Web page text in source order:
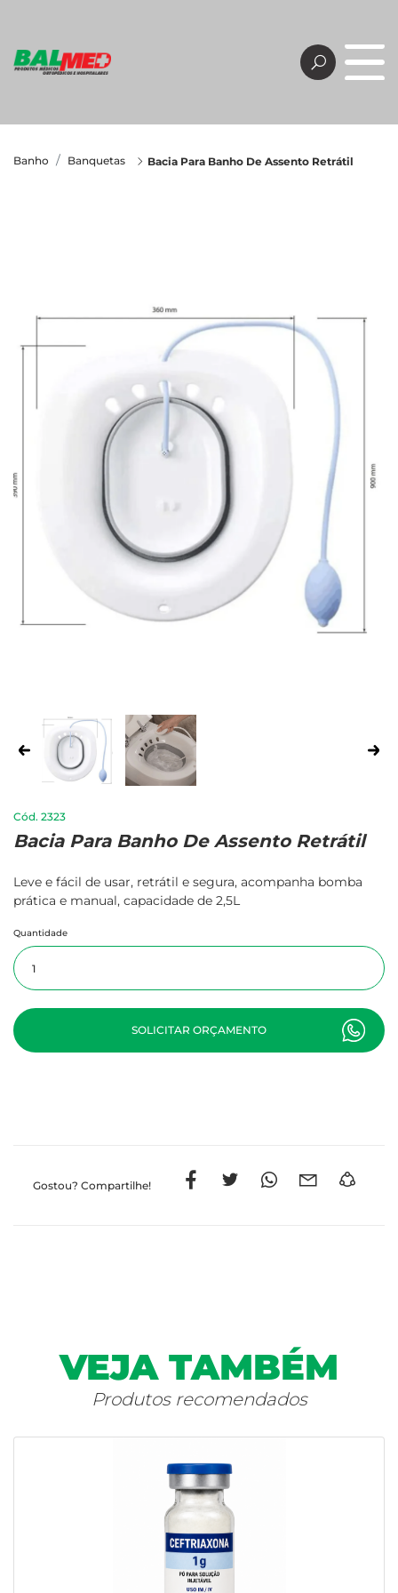
Banho Banquetas Bacia Para Banho De Assento Retrátil
2323
Bacia Para Banho De Assento Retrátil
Leve e fácil de usar, retrátil e segura, acompanha bomba
prática e manual, capacidade de 2,5L
Quantidade
SOLICITAR ORÇAMENTO
Gostou? Compartilhe!
VEJA TAMBÉM
Produtos recomendados